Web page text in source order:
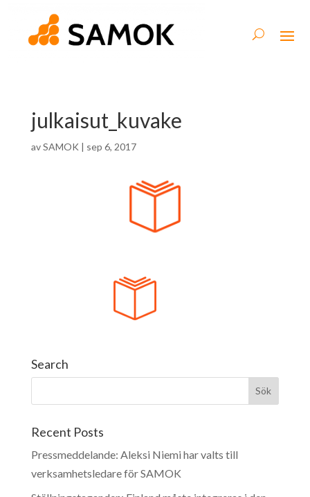
julkaisut_kuvake
avSAMOK | sep 6, 2017
Search
Recent Posts
Pressmeddelande: Aleksi Niemi har valts till
verksamhetsledare för SAMOK